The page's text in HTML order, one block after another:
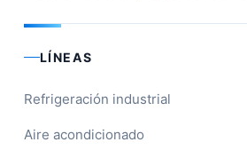
LÍNEAS
Refrigeración industrial
Aire acondicionado